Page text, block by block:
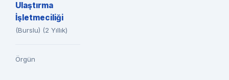
Ulaştırma
İşletmeciliği
(Burslu) (2 Yıllık)
Örgün